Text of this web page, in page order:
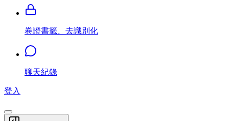
卷證書籤、去識別化
聊天紀錄
登入